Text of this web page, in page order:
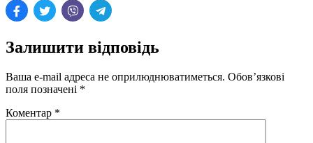
Залишити відповідь
Ваша e-mail адреса не оприлюднюватиметься. Обов’язкові
поля позначені *
Коментар *